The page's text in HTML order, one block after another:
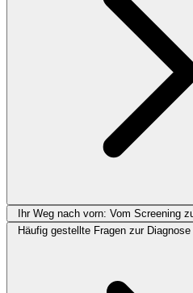
Ihr Weg nach vorn: Vom Screening
Häufig gestellte Fragen zur